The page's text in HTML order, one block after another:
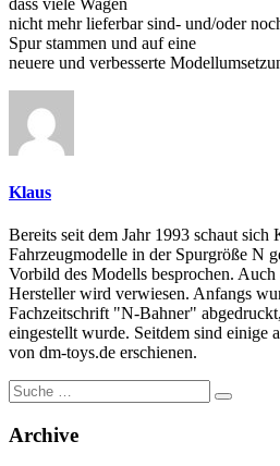
dass viele Wagen
nicht mehr lieferbar sind- und/oder
Spur stammen und auf eine
neuere und verbesserte
Klaus
Bereits seit dem Jahr 1993 schaut sich
Fahrzeugmodelle in der Spurgröße N
Vorbild des Modells besprochen.
Hersteller wird verwiesen. Anfangs
Fachzeitschrift "N-Bahner"
eingestellt wurde. Seitdem sind einige
von dm-toys.de erschienen.
Suche
nach:
Archive